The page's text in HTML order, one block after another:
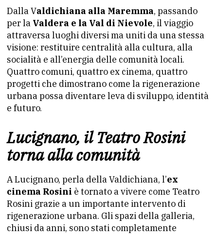
Dalla Valdichiana alla Maremma, passando
per la Valdera e la Val di Nievole, il viaggio
attraversa luoghi diversi ma uniti da una stessa
visione: restituire centralità alla cultura, alla
socialità e all’energia delle comunità locali.
Quattro comuni, quattro ex cinema, quattro
progetti che dimostrano come la rigenerazione
urbana possa diventare leva di sviluppo, identità
e futuro.
Lucignano, il Teatro Rosini
torna alla comunità
A Lucignano, perla della Valdichiana, l’ex
cinema Rosini è tornato a vivere come Teatro
Rosini grazie a un importante intervento di
rigenerazione urbana. Gli spazi della galleria,
chiusi da anni, sono stati completamente